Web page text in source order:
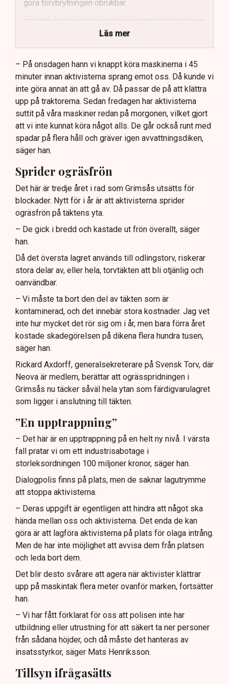
göra torvbrytningen obrukbar.
Rickard Axdorff från Svensk Torv varnar för ett
stort ekonomiskt sabotage.
Dialogpolisen på plats står maktlös inför
aktivisternas handlingar.
Frågor kvarstår om finansiering av illegal aktivism.
Läs mer
– På onsdagen hann vi knappt köra maskinerna i 45
minuter innan aktivisterna sprang emot oss. Då kunde vi
inte göra annat än att gå av. Då passar de på att klättra
upp på traktorerna. Sedan fredagen har aktivisterna
suttit på våra maskiner redan på morgonen, vilket gjort
att vi inte kunnat köra något alls. De går också runt med
spadar på flera håll och gräver igen avvattningsdiken,
säger han.
Sprider ogräsfrön
Det här är tredje året i rad som Grimsås utsätts för
blockader. Nytt för i år är att aktivisterna sprider
ogräsfrön på täktens yta.
– De gick i bredd och kastade ut frön överallt, säger
han.
Då det översta lagret används till odlingstorv, riskerar
stora delar av, eller hela, torvtäkten att bli otjänlig och
oanvändbar.
– Vi måste ta bort den del av täkten som är
kontaminerad, och det innebär stora kostnader. Jag vet
inte hur mycket det rör sig om i år, men bara förra året
kostade skadegörelsen på dikena flera hundra tusen,
säger han.
Rickard Axdorff, generalsekreterare på Svensk Torv, där
Neova är medlem, berättar att ogrässpridningen i
Grimsås nu täcker såväl hela ytan som färdigvarulagret
som ligger i anslutning till täkten.
”En upptrappning”
– Det här är en upptrappning på en helt ny nivå. I värsta
fall pratar vi om ett industrisabotage i
storleksordningen 100 miljoner kronor, säger han.
Dialogpolis finns på plats, men de saknar lagutrymme
att stoppa aktivisterna.
– Deras uppgift är egentligen att hindra att något ska
hända mellan oss och aktivisterna. Det enda de kan
göra är att lagföra aktivisterna på plats för olaga intrång.
Men de har inte möjlighet att avvisa dem från platsen
och leda bort dem.
Det blir desto svårare att agera när aktivister klättrar
upp på maskintak flera meter ovanför marken, fortsätter
han.
– Vi har fått förklarat för oss att polisen inte har
utbildning eller utrustning för att säkert ta ner personer
från sådana höjder, och då måste det hanteras av
insatsstyrkor, säger Mats Henriksson.
Tillsyn ifrågasätts